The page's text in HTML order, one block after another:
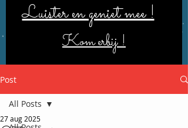
Luister en geniet mee !
Kom erbij !
Post
All Posts
27 aug 2025